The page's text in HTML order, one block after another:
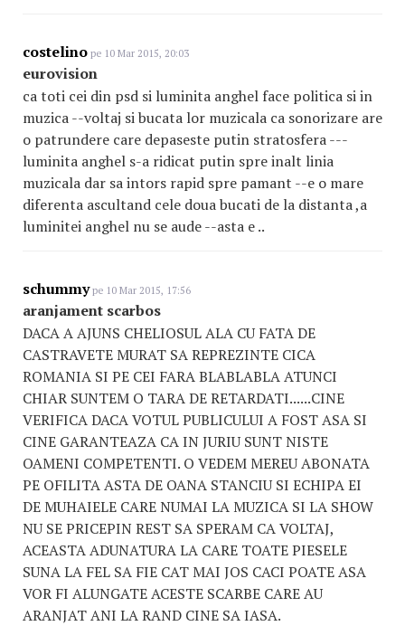
costelino pe 10 Mar 2015, 20:03
eurovision
ca toti cei din psd si luminita anghel face politica si in
muzica --voltaj si bucata lor muzicala ca sonorizare are
o patrundere care depaseste putin stratosfera ---
luminita anghel s-a ridicat putin spre inalt linia
muzicala dar sa intors rapid spre pamant --e o mare
diferenta ascultand cele doua bucati de la distanta ,a
luminitei anghel nu se aude --asta e ..
schummype 10 Mar 2015, 17:56
aranjament scarbos
DACA A AJUNS CHELIOSUL ALA CU FATA DE
CASTRAVETE MURAT SA REPREZINTE CICA
ROMANIA SI PE CEI FARA BLABLABLA ATUNCI
CHIAR SUNTEM O TARA DE RETARDATI......CINE
VERIFICA DACA VOTUL PUBLICULUI A FOST ASA SI
CINE GARANTEAZA CA IN JURIU SUNT NISTE
OAMENI COMPETENTI. O VEDEM MEREU ABONATA
PE OFILITA ASTA DE OANA STANCIU SI ECHIPA EI
DE MUHAIELE CARE NUMAI LA MUZICA SI LA SHOW
NU SE PRICEPIN REST SA SPERAM CA VOLTAJ,
ACEASTA ADUNATURA LA CARE TOATE PIESELE
SUNA LA FEL SA FIE CAT MAI JOS CACI POATE ASA
VOR FI ALUNGATE ACESTE SCARBE CARE AU
ARANJAT ANI LA RAND CINE SA IASA.